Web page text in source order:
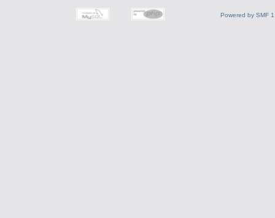
Powered by SMF